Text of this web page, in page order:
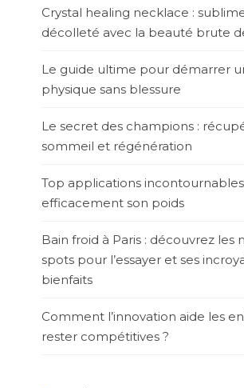
Crystal healing necklace :
décolleté avec la beauté brute
Le guide ultime pour démarrer
physique sans blessure
Le secret des champions :
sommeil et régénération
Top applications
efficacement son poids
Bain froid à Paris : découvrez les
spots pour l’essayer et ses
bienfaits
Comment l’innovation aide les
rester compétitives ?